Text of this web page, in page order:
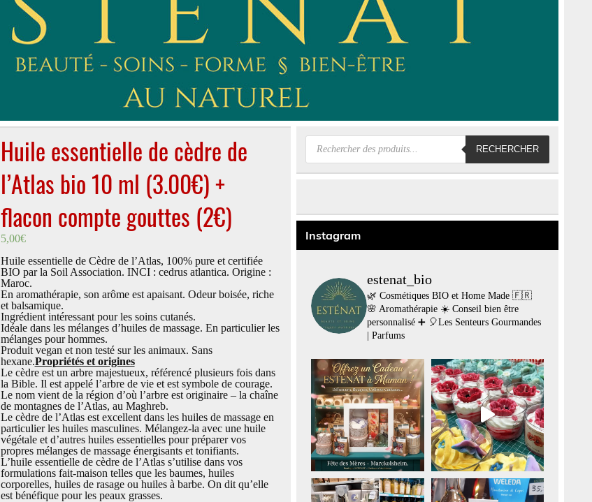
Huile essentielle de cèdre de
l’Atlas bio 10 ml (3.00€) +
flacon compte gouttes (2€)
5,00€
Huile essentielle de Cèdre de l’Atlas, 100% pure et certifiée
BIO par la Soil Association. INCI : cedrus atlantica. Origine :
Maroc.
En aromathérapie, son arôme est apaisant. Odeur boisée, riche
et balsamique.
Ingrédient intéressant pour les soins cutanés.
Idéale dans les mélanges d’huiles de massage. En particulier les
mélanges pour hommes.
Produit vegan et non testé sur les animaux. Sans
hexane.Propriétés et origines
Le cèdre est un arbre majestueux, référencé plusieurs fois dans
la Bible. Il est appelé l’arbre de vie et est symbole de courage.
Le nom vient de la région d’où l’arbre est originaire – la chaîne
de montagnes de l’Atlas, au Maghreb.
Le cèdre de l’Atlas est excellent dans les huiles de massage en
particulier les huiles masculines. Mélangez-la avec une huile
végétale et d’autres huiles essentielles pour préparer vos
propres mélanges de massage énergisants et tonifiants.
L’huile essentielle de cèdre de l’Atlas s’utilise dans vos
formulations fait-maison telles que les baumes, huiles
corporelles, huiles de rasage ou huiles à barbe. On dit qu’elle
est bénéfique pour les peaux grasses.
Recherche
produits
RECHERCHER
Instagram
estenat_bio
🌿 Cosmétiques BIO et Home Made 🇫🇷
🌸 Aromathérapie ☀️ Conseil bien être
personnalisé ➕ 🎈Les Senteurs Gourmandes
| Parfums